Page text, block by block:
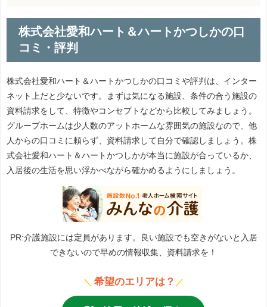
株式会社愛和ハート＆ハートかつしかの口
コミ・評判
株式会社愛和ハート＆ハートかつしかの口コミや評判は、インター
ネット上だと少ないです。まずは気になる施設、条件の合う施設の
資料請求をして、特徴やコンセプトなどから比較してみましょう。
グループホームは少人数のアットホームな雰囲気の施設なので、他
人からの口コミに頼らず、資料請求して自分で確認しましょう。株
式会社愛和ハート＆ハートかつしかが本当に施設が合っているか、
入居後の生活を思い浮かべながら確かめるようにしましょう。
PR:介護施設には定員があります。良い施設でも空きがないと入居
できないので早めの情報収集、資料請求を！
＼ 希望のエリアは？ ／